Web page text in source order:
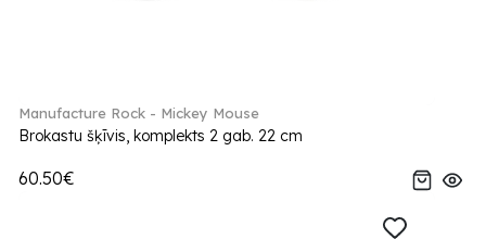
Manufacture Rock - Mickey Mouse
Brokastu šķīvis, komplekts 2 gab. 22 cm
60.50€